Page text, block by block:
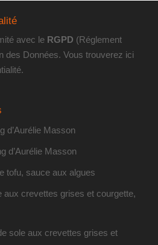
avec le RGPD (Réglement
des Données. Vous trouverez ici
.
d’Aurélie Masson
d’Aurélie Masson
tofu, sauce aux algues
aux crevettes grises et courgette,
sole aux crevettes grises et